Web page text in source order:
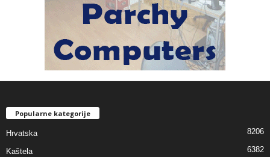
Popularne kategorije
Hrvatska 8206
Kaštela 6382